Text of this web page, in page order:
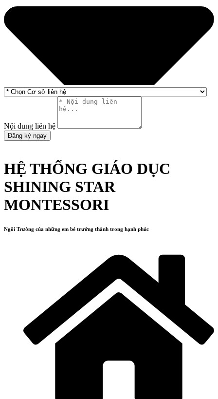
Nội dung liên hệ
Đăng ký ngay
HỆ THỐNG GIÁO DỤC
SHINING STAR
MONTESSORI
Ngôi Trường của những em bé trưởng thành trong hạnh phúc